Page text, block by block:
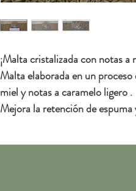
¡Malta cristalizada con notas a
Malta elaborada en un
miel y notas a caramelo ligero .
Mejora la retención de espuma